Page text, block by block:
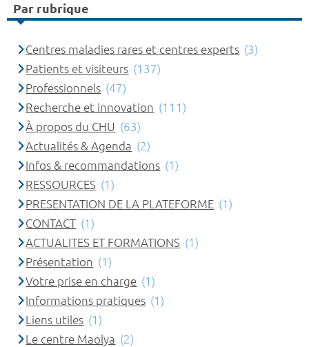
Par rubrique
Centres maladies rares et centres experts (3)
Patients et visiteurs (137)
Professionnels (47)
Recherche et innovation (111)
À propos du CHU (63)
Actualités & Agenda (2)
Infos & recommandations (1)
RESSOURCES (1)
PRESENTATION DE LA PLATEFORME (1)
CONTACT (1)
ACTUALITES ET FORMATIONS (1)
Présentation (1)
Votre prise en charge (1)
Informations pratiques (1)
Liens utiles (1)
Le centre Maolya (2)